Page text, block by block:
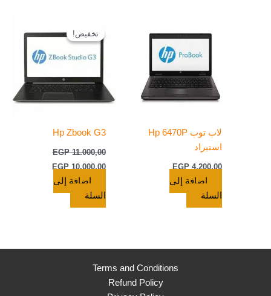
لاب توب Hp 6470P
استيراد
EGP4.200,00
إضافة إلى
السلة
تخفيض!
تخفيض!
Hp Zbook G3
EGP11.000,00
هو:
EGP10.000,00
هو:
10.000,00.
إضافة إلى
السلة
Terms and Conditions
Refund Policy